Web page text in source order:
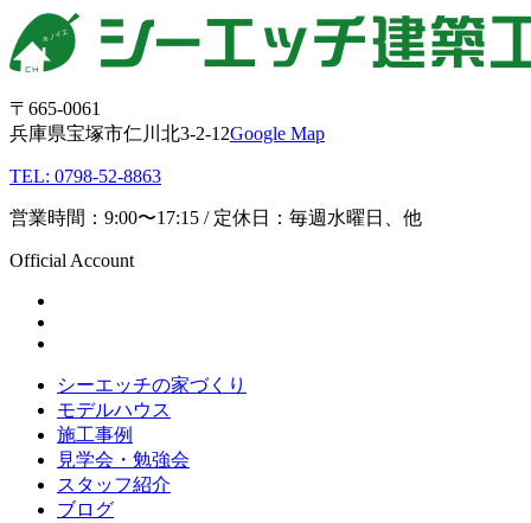
〒665-0061
兵庫県宝塚市仁川北3-2-12Google Map
TEL: 0798-52-8863
営業時間：9:00〜17:15 / 定休日：毎週水曜日、他
Official Account
シーエッチの家づくり
モデルハウス
施工事例
見学会・勉強会
スタッフ紹介
ブログ